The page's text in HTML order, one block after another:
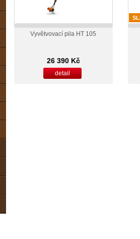
Vyvětvovací pila HT 105
26 390 Kč
detail